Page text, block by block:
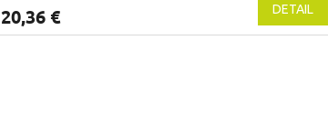
20,36 € DETAIL